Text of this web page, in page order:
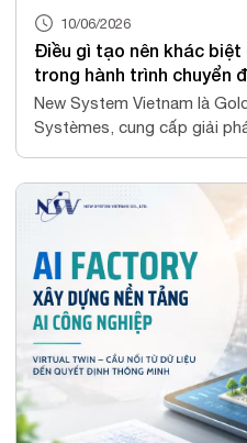
10/06/2026
Điều gì tạo nên khác biệt
trong hành trình chuyển
New System Vietnam là
Systèmes, cung cấp giải